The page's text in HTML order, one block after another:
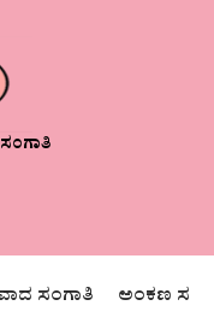
ಸಂಗಾತಿ ಅಂಕಣ